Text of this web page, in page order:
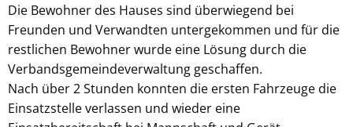
Die Bewohner des Hauses sind überwiegend bei
Freunden und Verwandten untergekommen und für die
restlichen Bewohner wurde eine Lösung durch die
Verbandsgemeindeverwaltung geschaffen.
Nach über 2 Stunden konnten die ersten Fahrzeuge die
Einsatzstelle verlassen und wieder eine